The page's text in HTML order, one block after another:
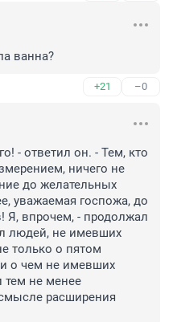
ванна?
+21 –0
- ответил он. - Тем, кто
ничего не
до желательных
уважаемая госпожа, до
Я, впрочем, - продолжал
людей, не имевших
только о пятом
о чем не имевших
тем не менее
расширения